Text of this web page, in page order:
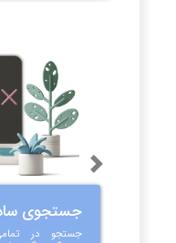
جستجوی
جستجو در
Next